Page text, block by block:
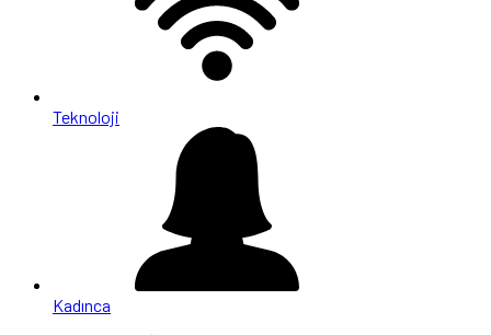
Teknoloji
Kadınca